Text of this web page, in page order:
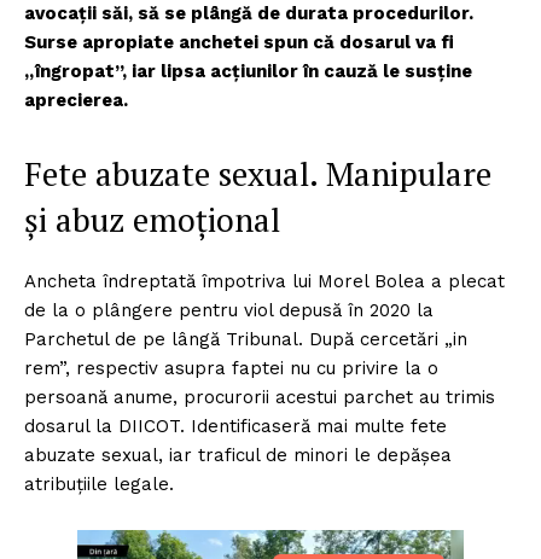
avocații săi, să se plângă de durata procedurilor.
Surse apropiate anchetei spun că dosarul va fi
„îngropat”, iar lipsa acțiunilor în cauză le susține
aprecierea.
Fete abuzate sexual. Manipulare
și abuz emoțional
Ancheta îndreptată împotriva lui Morel Bolea a plecat
de la o plângere pentru viol depusă în 2020 la
Parchetul de pe lângă Tribunal. După cercetări „in
rem”, respectiv asupra faptei nu cu privire la o
persoană anume, procurorii acestui parchet au trimis
dosarul la DIICOT. Identificaseră mai multe fete
abuzate sexual, iar traficul de minori le depășea
atribuțiile legale.